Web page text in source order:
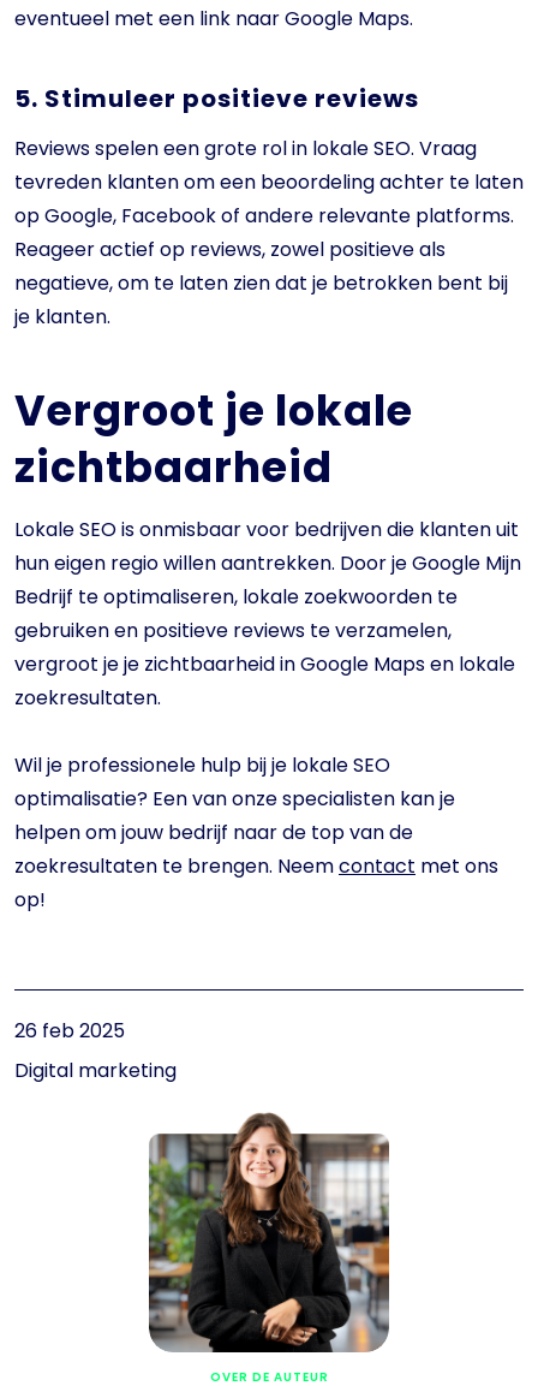
eventueel met een link naar Google Maps.
5. Stimuleer positieve reviews
Reviews spelen een grote rol in lokale SEO. Vraag
tevreden klanten om een beoordeling achter te laten
op Google, Facebook of andere relevante platforms.
Reageer actief op reviews, zowel positieve als
negatieve, om te laten zien dat je betrokken bent bij
je klanten.
Vergroot je lokale
zichtbaarheid
Lokale SEO is onmisbaar voor bedrijven die klanten uit
hun eigen regio willen aantrekken. Door je Google Mijn
Bedrijf te optimaliseren, lokale zoekwoorden te
gebruiken en positieve reviews te verzamelen,
vergroot je je zichtbaarheid in Google Maps en lokale
zoekresultaten.
Wil je professionele hulp bij je lokale SEO
optimalisatie? Een van onze specialisten kan je
helpen om jouw bedrijf naar de top van de
zoekresultaten te brengen. Neemcontact met ons
op!
26 feb 2025
Digital marketing
OVER DE AUTEUR